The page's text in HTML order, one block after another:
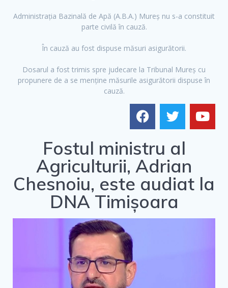
Administrația Bazinală de Apă (A.B.A.) Mureș nu s-a constituit
parte civilă în cauză.
În cauză au fost dispuse măsuri asigurătorii.
Dosarul a fost trimis spre judecare la Tribunal Mureș cu
propunere de a se menține măsurile asigurătorii dispuse în
cauză.
Fostul ministru al
Agriculturii, Adrian
Chesnoiu, este audiat la
DNA Timișoara